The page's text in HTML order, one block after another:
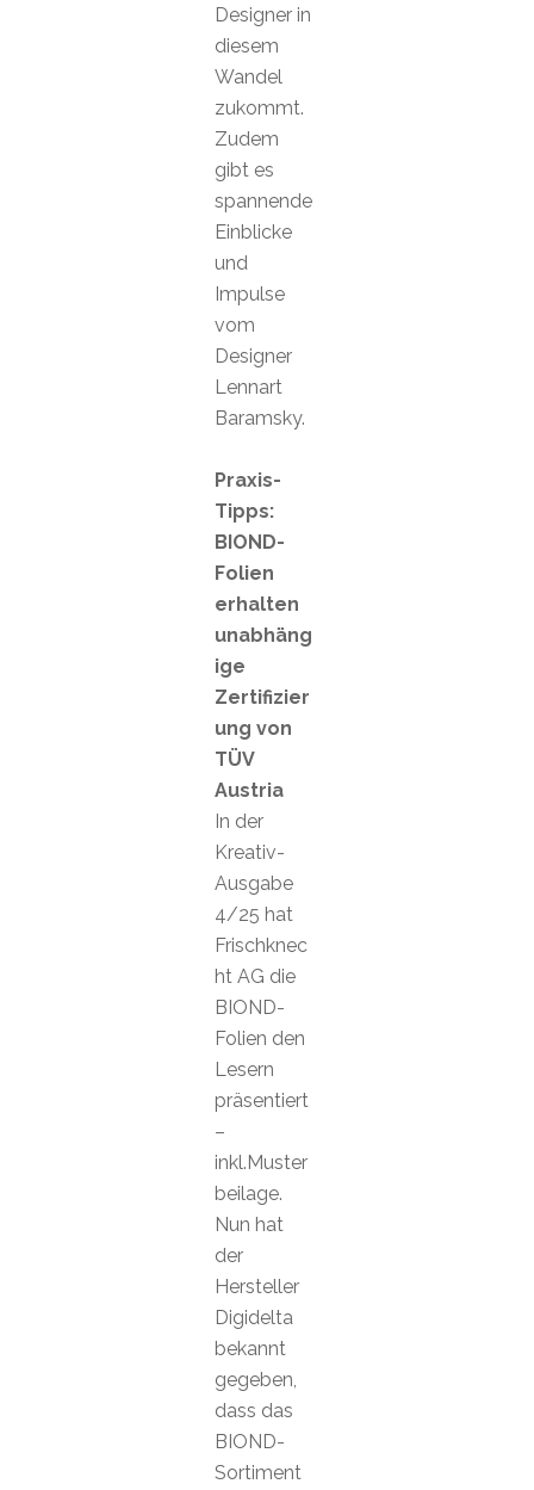
Designer in
diesem
Wandel
zukommt.
Zudem
gibt es
spannende
Einblicke
und
Impulse
vom
Designer
Lennart
Baramsky.
Praxis-
Tipps:
BIOND-
Folien
erhalten
unabhäng
ige
Zertifizier
ung von
TÜV
Austria
In der
Kreativ-
Ausgabe
4/25 hat
Frischknec
ht AG die
BIOND-
Folien den
Lesern
präsentiert
–
inkl.Muster
beilage.
Nun hat
der
Hersteller
Digidelta
bekannt
gegeben,
dass das
BIOND-
Sortiment